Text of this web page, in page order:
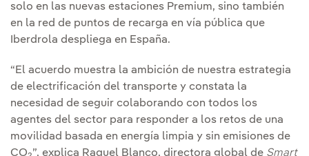
solo en las nuevas estaciones Premium, sino también
en la red de puntos de recarga en vía pública que
Iberdrola despliega en España.
“El acuerdo muestra la ambición de nuestra estrategia
de electrificación del transporte y constata la
necesidad de seguir colaborando con todos los
agentes del sector para responder a los retos de una
movilidad basada en energía limpia y sin emisiones de
CO ”, explica Raquel Blanco, directora global de Smart